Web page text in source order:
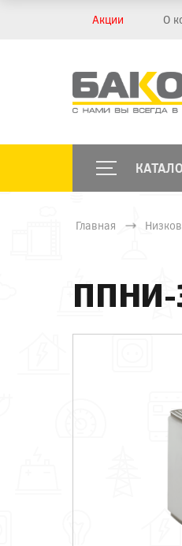
Акции О
Главная
ППНИ-